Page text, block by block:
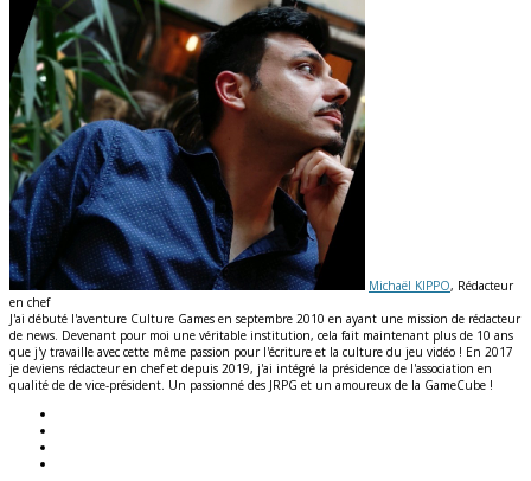
Michaël KIPPO, Rédacteur
en chef
J'ai débuté l'aventure Culture Games en septembre 2010 en ayant une mission de rédacteur
de news. Devenant pour moi une véritable institution, cela fait maintenant plus de 10 ans
que j'y travaille avec cette même passion pour l'écriture et la culture du jeu vidéo ! En 2017
je deviens rédacteur en chef et depuis 2019, j'ai intégré la présidence de l'association en
qualité de de vice-président. Un passionné des JRPG et un amoureux de la GameCube !